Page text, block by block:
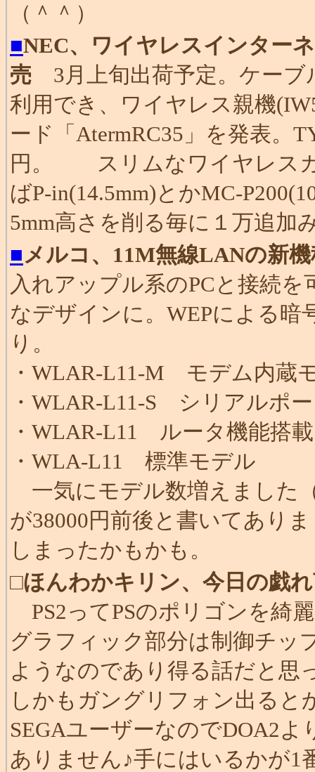
（＾＾）
■NEC、ワイヤレスインター
売 3月上旬出荷予定。ケーブ
利用でき、ワイヤレス親機
ード「AtermRC35」を発表。
円。 スリムなワイヤレスカ
ばP-in(14.5mm)とかMC-
5mm高さを削る毎に１万追加
■メルコ、11M無線LANの新
入れアップル系のPCと接続
なデザインに。WEPによる
り。
・WLAR-L11-M モデム内蔵
・WLAR-L11-S シリアルポ
・WLAR-L11 ルータ機能搭
・WLA-L11 標準モデル
一気にモデル数増えました
が38000円前後と書いてあり
しまったかもかも。
□ほんわかキリン、今日の戯
PS2ってPSのポリゴンを綺
グラフィック部分は制御チッ
ようなのであり得る話だと思
しかもガングリフォン出ると
SEGAユーザーなのでDOA2
ありません♪手にはいるかが1